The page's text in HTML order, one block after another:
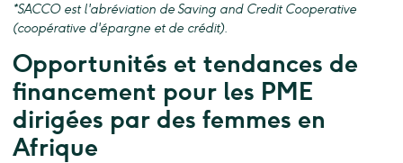
*SACCO est l'abréviation de Saving and Credit Cooperative
(coopérative d'épargne et de crédit).
Opportunités et tendances de
financement pour les PME
dirigées par des femmes en
Afrique